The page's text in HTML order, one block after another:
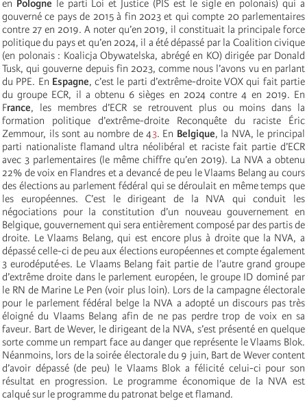
en Pologne le parti Loi et Justice (PIS est le sigle en polonais) qui a
gouverné ce pays de 2015 à fin 2023 et qui compte 20 parlementaires
contre 27 en 2019. A noter qu’en 2019, il constituait la principale force
politique du pays et qu’en 2024, il a été dépassé par la Coalition civique
(en polonais : Koalicja Obywatelska, abrégé en KO) dirigée par Donald
Tusk, qui gouverne depuis fin 2023, comme nous l’avons vu en parlant
du PPE. En Espagne, c’est le parti d’extrême-droite VOX qui fait partie
du groupe ECR, il a obtenu 6 sièges en 2024 contre 4 en 2019. En
France, les membres d’ECR se retrouvent plus ou moins dans la
formation politique d’extrême-droite Reconquête du raciste Éric
Zemmour, ils sont au nombre de 43. En Belgique, la NVA, le principal
parti nationaliste flamand ultra néolibéral et raciste fait partie d’ECR
avec 3 parlementaires (le même chiffre qu’en 2019). La NVA a obtenu
22% de voix en Flandres et a devancé de peu le Vlaams Belang au cours
des élections au parlement fédéral qui se déroulait en même temps que
les européennes. C’est le dirigeant de la NVA qui conduit les
négociations pour la constitution d’un nouveau gouvernement en
Belgique, gouvernement qui sera entièrement composé par des partis de
droite. Le Vlaams Belang, qui est encore plus à droite que la NVA, a
dépassé celle-ci de peu aux élections européennes et compte également
3 eurodéputé·es. Le Vlaams Belang fait partie de l’autre grand groupe
d’extrême droite dans le parlement européen, le groupe ID dominé par
le RN de Marine Le Pen (voir plus loin). Lors de la campagne électorale
pour le parlement fédéral belge la NVA a adopté un discours pas très
éloigné du Vlaams Belang afin de ne pas perdre trop de voix en sa
faveur. Bart de Wever, le dirigeant de la NVA, s’est présenté en quelque
sorte comme un rempart face au danger que représente le Vlaams Blok.
Néanmoins, lors de la soirée électorale du 9 juin, Bart de Wever content
d’avoir dépassé (de peu) le Vlaams Blok a félicité celui-ci pour son
résultat en progression. Le programme économique de la NVA est
calqué sur le programme du patronat belge et flamand.